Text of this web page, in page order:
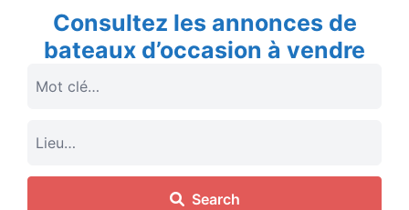
Consultez les annonces de
bateaux d’occasion à vendre
Search